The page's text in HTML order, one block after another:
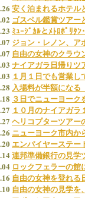
安く泊まれるホテル
ゴスペル鑑賞ツアー
ﾐｭｰｼﾞｶﾙとﾒﾄﾛﾎﾟﾘﾀﾝ
ジョン・レノン、ア
自由の女神のクラウ
ナイアガラ日帰りツ
１月１日でも営業し
入場料が半額になる
３日でニューヨーク
１０月のナイアガラ
ヘリコプターツアー
ニューヨーク市内か
エンパイヤーステー
連邦準備銀行の見学
ロックフェラーの館
自由の女神を登れる
自由の女神の見学を